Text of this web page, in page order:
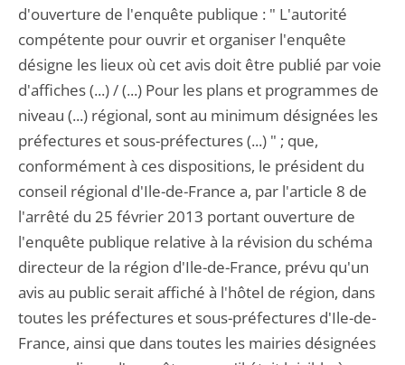
d'ouverture de l'enquête publique : " L'autorité
compétente pour ouvrir et organiser l'enquête
désigne les lieux où cet avis doit être publié par voie
d'affiches (...) / (...) Pour les plans et programmes de
niveau (...) régional, sont au minimum désignées les
préfectures et sous-préfectures (...) " ; que,
conformément à ces dispositions, le président du
conseil régional d'Ile-de-France a, par l'article 8 de
l'arrêté du 25 février 2013 portant ouverture de
l'enquête publique relative à la révision du schéma
directeur de la région d'Ile-de-France, prévu qu'un
avis au public serait affiché à l'hôtel de région, dans
toutes les préfectures et sous-préfectures d'Ile-de-
France, ainsi que dans toutes les mairies désignées